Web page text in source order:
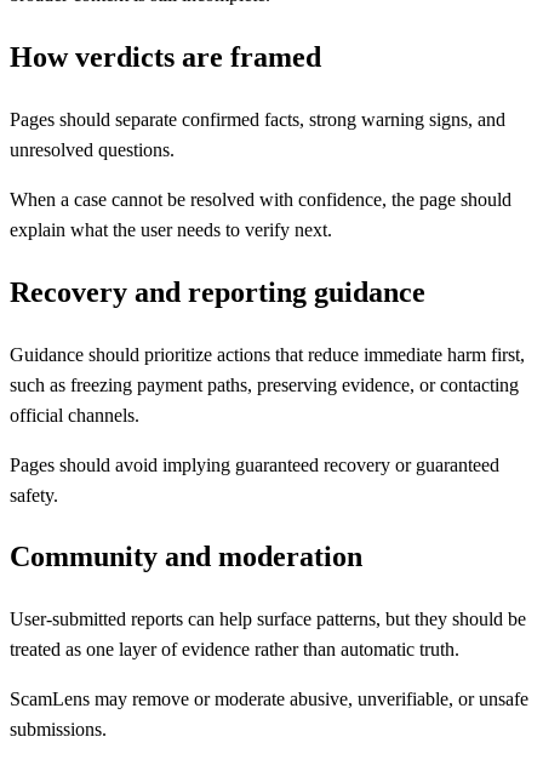
How verdicts are framed
Pages should separate confirmed facts, strong warning signs, and
unresolved questions.
When a case cannot be resolved with confidence, the page should
explain what the user needs to verify next.
Recovery and reporting guidance
Guidance should prioritize actions that reduce immediate harm first,
such as freezing payment paths, preserving evidence, or contacting
official channels.
Pages should avoid implying guaranteed recovery or guaranteed
safety.
Community and moderation
User-submitted reports can help surface patterns, but they should be
treated as one layer of evidence rather than automatic truth.
ScamLens may remove or moderate abusive, unverifiable, or unsafe
submissions.